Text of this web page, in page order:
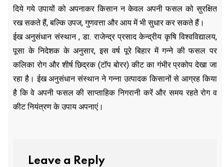
दिये गये उपायों को अपनाकर किसान न केवल अपनी फसल को सुरक्षित
रख सकते हैं, बल्कि उपज, गुणवत्ता और आय में भी सुधार कर सकते हैं।
ईख अनुसंधान संस्थान , डा. राजेन्द्र प्रसाद केन्द्रीय कृषि विश्वविद्यालय,
पूसा के निदेशक के अनुसार, इस वर्ष पूरे बिहार में गन्ने की फसल पर
कलिका रोग और शीर्ष छिद्रक (टॉप बोरर) कीट का गंभीर प्रकोप देखा जा
रहा है। ईख अनुसंधान संस्थान ने गन्ना उत्पादक किसानों से आग्रह किया
है कि वे अपनी फसल की साप्ताहिक निगरानी करें और समय रहते रोग व
कीट नियंत्रण के उपाय अपनाएं।
Leave a Reply